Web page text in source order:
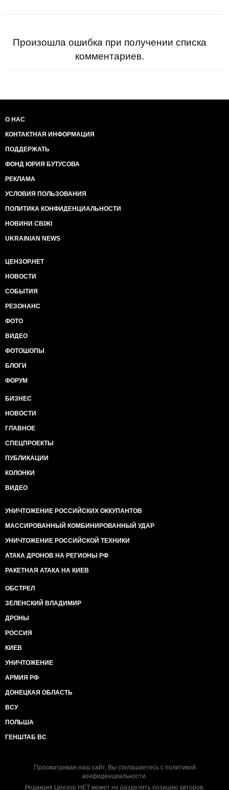
Произошла ошибка при получении списка
комментариев.
О НАС
КОНТАКТНАЯ ИНФОРМАЦИЯ
ПОДДЕРЖАТЬ
ФОНД ЮРИЯ БУТУСОВА
РЕКЛАМА
УСЛОВИЯ ПОЛЬЗОВАНИЯ
ПОЛИТИКА КОНФИДЕНЦИАЛЬНОСТИ
НОВИНИ СВІЖІ
UKRAINIAN NEWS
ЦЕНЗОР.НЕТ
НОВОСТИ
СОБЫТИЯ
РЕЗОНАНС
ФОТО
ВИДЕО
ФОТОШОПЫ
БЛОГИ
ФОРУМ
БИЗНЕС
НОВОСТИ
ГЛАВНОЕ
СПЕЦПРОЕКТЫ
ПУБЛИКАЦИИ
КОЛОНКИ
ВИДЕО
УНИЧТОЖЕНИЕ РОССИЙСКИХ ОККУПАНТОВ
МАССИРОВАННЫЙ КОМБИНИРОВАННЫЙ УДАР
УНИЧТОЖЕНИЕ РОССИЙСКОЙ ТЕХНИКИ
АТАКА ДРОНОВ НА РЕГИОНЫ РФ
РАКЕТНАЯ АТАКА НА КИЕВ
ОБСТРЕЛ
ЗЕЛЕНСКИЙ ВЛАДИМИР
ДРОНЫ
РОССИЯ
КИЕВ
УНИЧТОЖЕНИЕ
АРМИЯ РФ
ДОНЕЦКАЯ ОБЛАСТЬ
ВСУ
ПОЛЬША
ГЕНШТАБ ВС
Просматривая наш сайт, Вы соглашаетесь с политикой
конфиденциальности.
Редакция Цензор.НЕТ может не разделять позицию авторов.